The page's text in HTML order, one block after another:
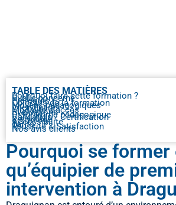
TABLE DES MATIÈRES
Pourquoi faire cette formation ?
Public concerné
Prérequis
Objectifs de la formation
Moyens pédagogiques
Intervenants
Modalité d’accès
Evaluations
Programme pédagogique
Validation / Certification
Recyclage
Accessibilité
Tarifs
Réussite & Satisfaction
Nos avis clients
Pourquoi se former
qu’équipier de
intervention à